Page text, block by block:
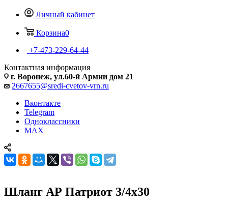
Личный кабинет
Корзина0
+7-473-229-64-44
Контактная информация
г. Воронеж, ул.60-й Армии дом 21
2667655@sredi-cvetov-vrn.ru
Вконтакте
Telegram
Одноклассники
MAX
Шланг АР Патриот 3/4х30